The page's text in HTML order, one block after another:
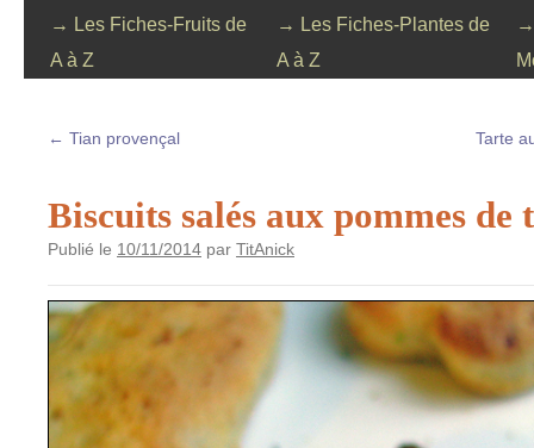
→ Les Fiches-Fruits de
A à Z
→ Les Fiches-Plantes de
A à Z
→
← Tian provençal Tarte
Biscuits salés aux pommes de
Publié le 10/11/2014 par TitAnick